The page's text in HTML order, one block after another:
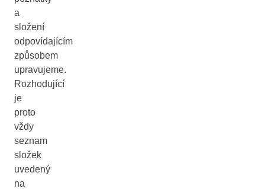
a
složení
odpovídajícím
způsobem
upravujeme.
Rozhodující
je
proto
vždy
seznam
složek
uvedený
na